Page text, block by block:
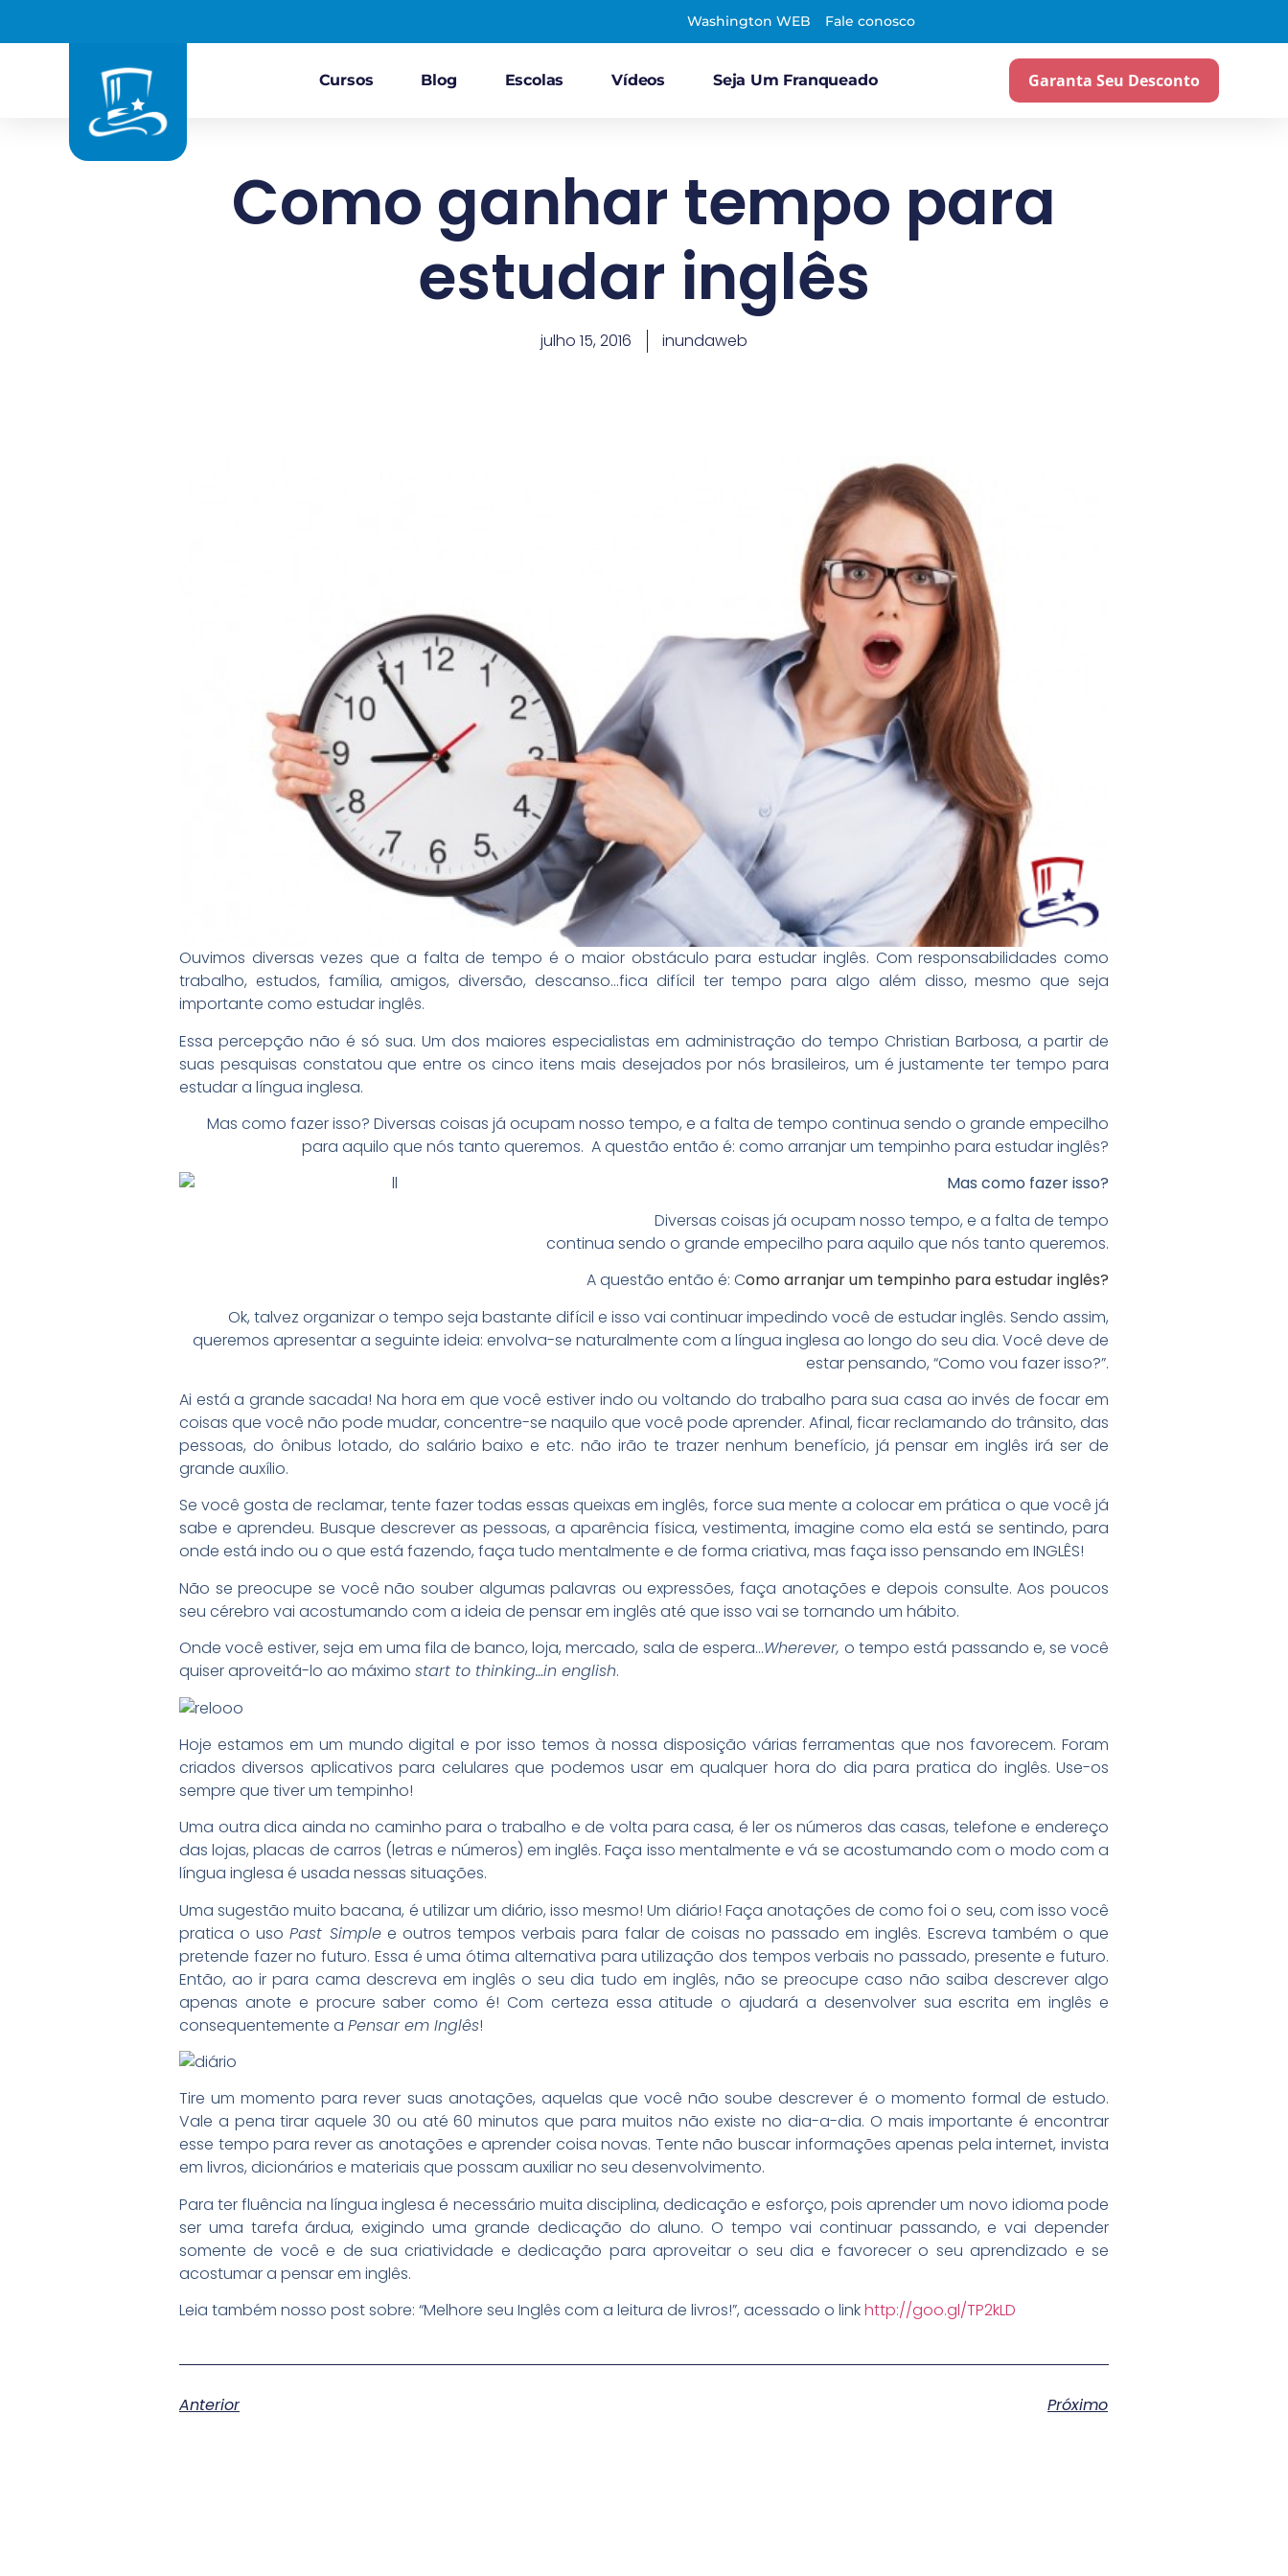
Washington WEB Fale conosco
Cursos Blog Escolas Vídeos Seja Um Franqueado Garanta Seu Desconto
Como ganhar tempo para
estudar inglês
julho 15, 2016 inundaweb
Ouvimos diversas vezes que a falta de tempo é o maior obstáculo para estudar inglês. Com responsabilidades como
trabalho, estudos, família, amigos, diversão, descanso…fica difícil ter tempo para algo além disso, mesmo que seja
importante como estudar inglês.
Essa percepção não é só sua. Um dos maiores especialistas em administração do tempo Christian Barbosa, a partir de
suas pesquisas constatou que entre os cinco itens mais desejados por nós brasileiros, um é justamente ter tempo para
estudar a língua inglesa.
Mas como fazer isso? Diversas coisas já ocupam nosso tempo, e a falta de tempo continua sendo o grande empecilho
para aquilo que nós tanto queremos. A questão então é: como arranjar um tempinho para estudar inglês?
Mas como fazer isso?
Diversas coisas já ocupam nosso tempo, e a falta de tempo
continua sendo o grande empecilho para aquilo que nós tanto queremos.
A questão então é: Como arranjar um tempinho para estudar inglês?
Ok, talvez organizar o tempo seja bastante difícil e isso vai continuar impedindo você de estudar inglês. Sendo assim,
queremos apresentar a seguinte ideia: envolva-se naturalmente com a língua inglesa ao longo do seu dia. Você deve de
estar pensando, “Como vou fazer isso?”.
Ai está a grande sacada! Na hora em que você estiver indo ou voltando do trabalho para sua casa ao invés de focar em
coisas que você não pode mudar, concentre-se naquilo que você pode aprender. Afinal, ficar reclamando do trânsito, das
pessoas, do ônibus lotado, do salário baixo e etc. não irão te trazer nenhum benefício, já pensar em inglês irá ser de
grande auxílio.
Se você gosta de reclamar, tente fazer todas essas queixas em inglês, force sua mente a colocar em prática o que você já
sabe e aprendeu. Busque descrever as pessoas, a aparência física, vestimenta, imagine como ela está se sentindo, para
onde está indo ou o que está fazendo, faça tudo mentalmente e de forma criativa, mas faça isso pensando em INGLÊS!
Não se preocupe se você não souber algumas palavras ou expressões, faça anotações e depois consulte. Aos poucos
seu cérebro vai acostumando com a ideia de pensar em inglês até que isso vai se tornando um hábito.
Onde você estiver, seja em uma fila de banco, loja, mercado, sala de espera…Wherever,o tempo está passando e, se você
quiser aproveitá-lo ao máximo start to thinking…in english.
Hoje estamos em um mundo digital e por isso temos à nossa disposição várias ferramentas que nos favorecem. Foram
criados diversos aplicativos para celulares que podemos usar em qualquer hora do dia para pratica do inglês. Use-os
sempre que tiver um tempinho!
Uma outra dica ainda no caminho para o trabalho e de volta para casa, é ler os números das casas, telefone e endereço
das lojas, placas de carros (letras e números) em inglês. Faça isso mentalmente e vá se acostumando com o modo com a
língua inglesa é usada nessas situações.
Uma sugestão muito bacana, é utilizar um diário, isso mesmo! Um diário! Faça anotações de como foi o seu, com isso você
pratica o usoPast Simplee outros tempos verbais para falar de coisas no passado em inglês. Escreva também o que
pretende fazer no futuro. Essa é uma ótima alternativa para utilização dos tempos verbais no passado, presente e futuro.
Então, ao ir para cama descreva em inglês o seu dia tudo em inglês, não se preocupe caso não saiba descrever algo
apenas anote e procure saber como é! Com certeza essa atitude o ajudará a desenvolver sua escrita em inglês e
consequentemente a Pensar em Inglês!
Tire um momento para rever suas anotações, aquelas que você não soube descrever é o momento formal de estudo.
Vale a pena tirar aquele 30 ou até 60 minutos que para muitos não existe no dia-a-dia. O mais importante é encontrar
esse tempo para rever as anotações e aprender coisa novas. Tente não buscar informações apenas pela internet, invista
em livros, dicionários e materiais que possam auxiliar no seu desenvolvimento.
Para ter fluência na língua inglesa é necessário muita disciplina, dedicação e esforço, pois aprender um novo idioma pode
ser uma tarefa árdua, exigindo uma grande dedicação do aluno. O tempo vai continuar passando, e vai depender
somente de você e de sua criatividade e dedicação para aproveitar o seu dia e favorecer o seu aprendizado e se
acostumar a pensar em inglês.
Leia também nosso post sobre: “Melhore seu Inglês com a leitura de livros!”, acessado o linkhttp://goo.gl/TP2kLD
Anterior Próximo